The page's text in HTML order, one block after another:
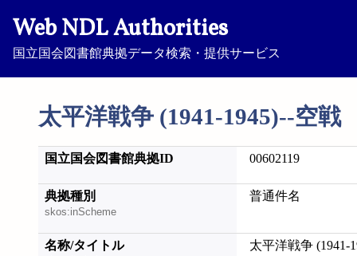
Web NDL Authorities
国立国会図書館典拠データ検索・提供サービス
太平洋戦争 (1941-1945)--空戦
国立国会図書館典拠ID 00602119
典拠種別
skos:inScheme
普通件名
名称/タイトル 太平洋戦争 (1941-